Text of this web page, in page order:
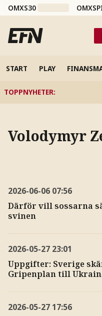
OMXS30
START PLAY
TOPPNYHETER:
Volodymyr
2026-06-06 07:56
Därför vill sossarna
svinen
2026-05-27 23:01
Uppgifter: Sverige
Gripenplan till
2026-05-27 17:56